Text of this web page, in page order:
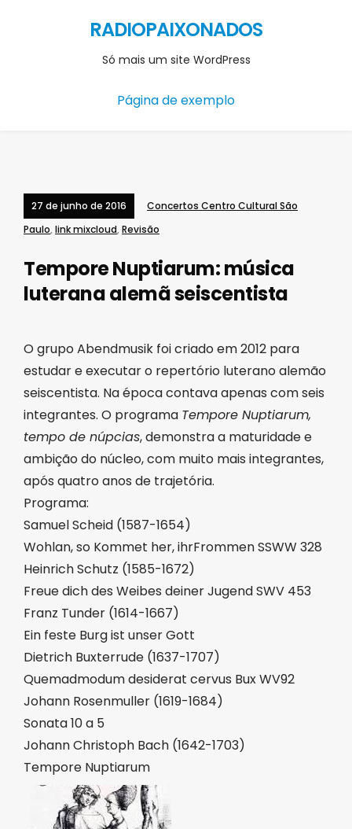
RADIOPAIXONADOS
Só mais um site WordPress
Página de exemplo
27 de junho de 2016
Concertos Centro Cultural São
Paulo, link mixcloud, Revisão
Tempore Nuptiarum: música
luterana alemã seiscentista
O grupo Abendmusik foi criado em 2012 para
estudar e executar o repertório luterano alemão
seiscentista. Na época contava apenas com seis
integrantes. O programa Tempore Nuptiarum,
tempo de núpcias, demonstra a maturidade e
ambição do núcleo, com muito mais integrantes,
após quatro anos de trajetória.
Programa:
Samuel Scheid (1587-1654)
Wohlan, so Kommet her, ihrFrommen SSWW 328
Heinrich Schutz (1585-1672)
Freue dich des Weibes deiner Jugend SWV 453
Franz Tunder (1614-1667)
Ein feste Burg ist unser Gott
Dietrich Buxterrude (1637-1707)
Quemadmodum desiderat cervus Bux WV92
Johann Rosenmuller (1619-1684)
Sonata 10 a 5
Johann Christoph Bach (1642-1703)
Tempore Nuptiarum